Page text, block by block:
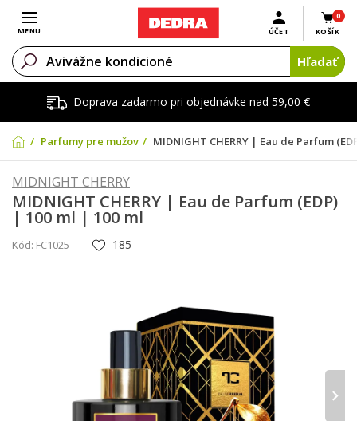
Doprava zadarmo pri objednávke nad 59,00 €
Otvoriť menu
MENU
0
KOŠÍK
ÚČET
Hľadať
Parfumy pre mužov MIDNIGHT CHERRY | Eau de Parfum
MIDNIGHT CHERRY
MIDNIGHT CHERRY | Eau de Parfum (EDP)
| 100 ml | 100 ml
Kód: FC1025 185
›